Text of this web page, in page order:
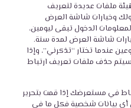
ملفات عديدة لتعريف
وخيارات شاشة العرض
الدخول تبقى ليومين،
شاشة العرض لمدة سنة.
عندما تختار “تذكرني”، وإذا
حذف ملفات تعريف ارتباط
في مستعرضك إذا قمت بتحرير
أي بيانات شخصية فكل ما في